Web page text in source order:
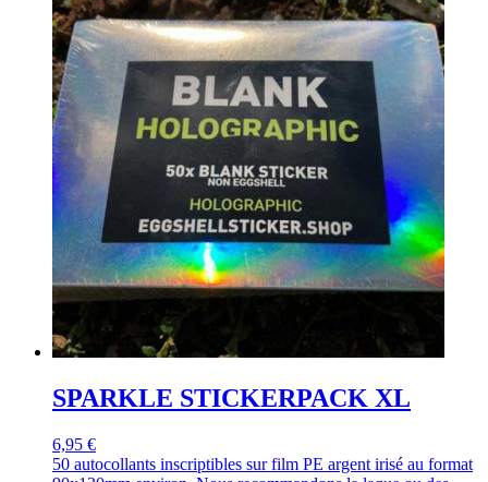
SPARKLE STICKERPACK XL
6,95 €
50 autocollants inscriptibles sur film PE argent irisé au format